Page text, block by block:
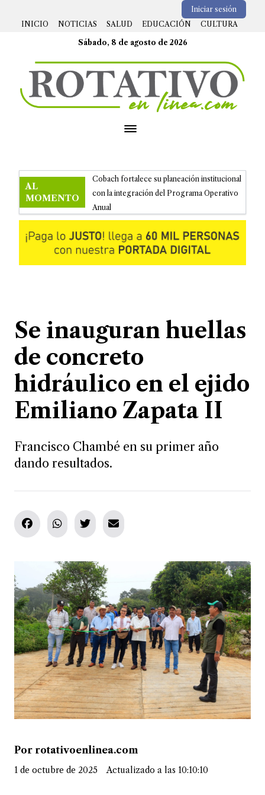
Iniciar sesión
INICIO
NOTICIAS SALUD EDUCACIÓN CULTURA
Sábado, 8 de agosto de 2026
AL
MOMENTO
Cobach fortalece su planeación institucional
con la integración del Programa Operativo
Anual
Se inauguran huellas
de concreto
hidráulico en el ejido
Emiliano Zapata II
Francisco Chambé en su primer año
dando resultados.
Por rotativoenlinea.com
1 de octubre de 2025 Actualizado a las 10:10:10